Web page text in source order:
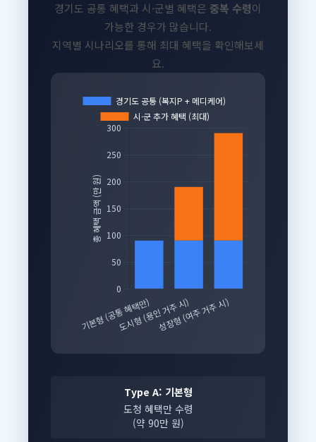
경기도 공통 혜택과 시·군별 혜택은 중복 수령이
가능한 경우가 많습니다.
지역별 시나리오를 통해 최대 혜택을 확인해보세
요.
Type A: 기본형
도청 혜택만 수령
(약 90만 원)